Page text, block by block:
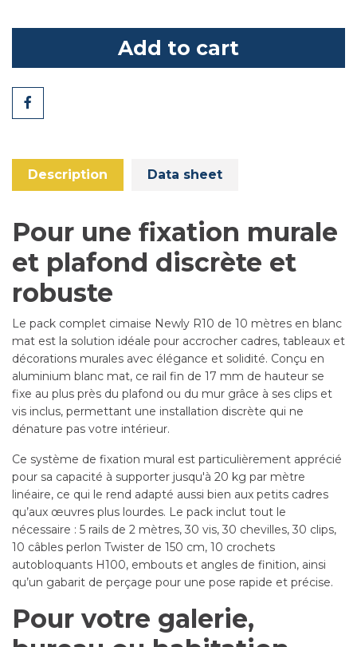
Add to cart
Share
Description Data sheet
Pour une fixation murale
et plafond discrète et
robuste
Le pack complet cimaise Newly R10 de 10 mètres en blanc
mat est la solution idéale pour accrocher cadres, tableaux et
décorations murales avec élégance et solidité. Conçu en
aluminium blanc mat, ce rail fin de 17 mm de hauteur se
fixe au plus près du plafond ou du mur grâce à ses clips et
vis inclus, permettant une installation discrète qui ne
dénature pas votre intérieur.
Ce système de fixation mural est particulièrement apprécié
pour sa capacité à supporter jusqu'à 20 kg par mètre
linéaire, ce qui le rend adapté aussi bien aux petits cadres
qu’aux œuvres plus lourdes. Le pack inclut tout le
nécessaire : 5 rails de 2 mètres, 30 vis, 30 chevilles, 30 clips,
10 câbles perlon Twister de 150 cm, 10 crochets
autobloquants H100, embouts et angles de finition, ainsi
qu’un gabarit de perçage pour une pose rapide et précise.
Pour votre galerie,